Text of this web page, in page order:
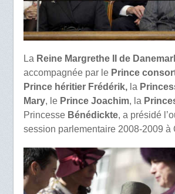
La Reine Margrethe II de
accompagnée par le Prince
Prince héritier Frédérik,la
Mary, le Prince Joachim, la
Princesse Bénédickte, a présidé
session parlementaire 2008-2009 à